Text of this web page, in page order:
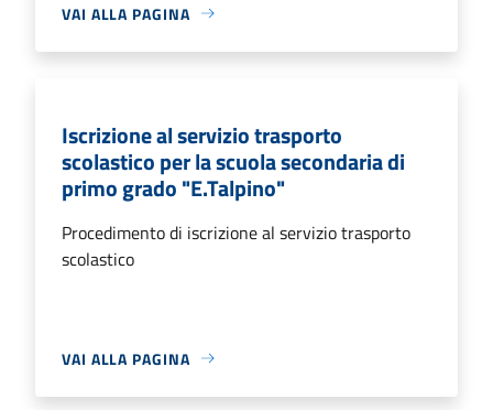
VAI ALLA PAGINA
Iscrizione al servizio trasporto
scolastico per la scuola secondaria di
primo grado "E.Talpino"
Procedimento di iscrizione al servizio trasporto
scolastico
VAI ALLA PAGINA